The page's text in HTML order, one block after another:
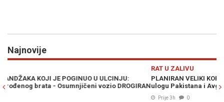
Najnovije
PLANIRAN VELIKI KOPNENI NAPAD NA IRAN: Pezeškijan otkrio
ulogu Pakistana i Avganistana - "Plan neprijatelja je propao"